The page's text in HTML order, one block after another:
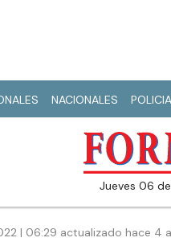
NACIONALES
jueves 06
| 06:29 actualizado hace 4